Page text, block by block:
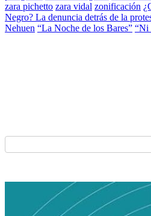
zara pichetto zara vidal zonificación
Negro? La denuncia detrás de la
Nehuen “La Noche de los Bares” “Ni